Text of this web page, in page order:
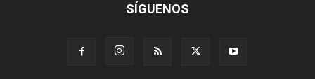
SÍGUENOS